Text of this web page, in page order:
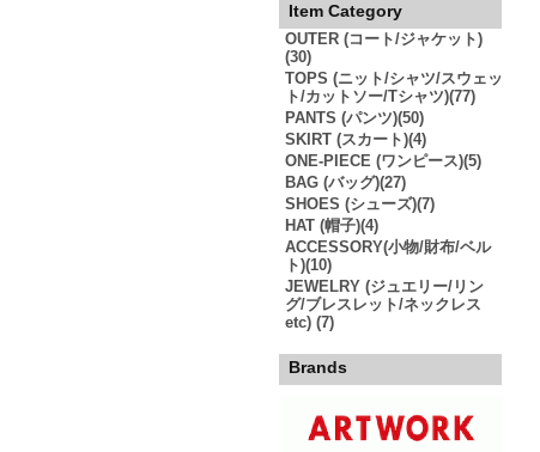
Item Category
OUTER (コート/ジャケット)
(30)
TOPS (ニット/シャツ/スウェッ
ト/カットソー/Tシャツ)(77)
PANTS (パンツ)(50)
SKIRT (スカート)(4)
ONE-PIECE (ワンピース)(5)
BAG (バッグ)(27)
SHOES (シューズ)(7)
HAT (帽子)(4)
ACCESSORY(小物/財布/ベル
ト)(10)
JEWELRY (ジュエリー/リン
グ/ブレスレット/ネックレス
etc) (7)
Brands